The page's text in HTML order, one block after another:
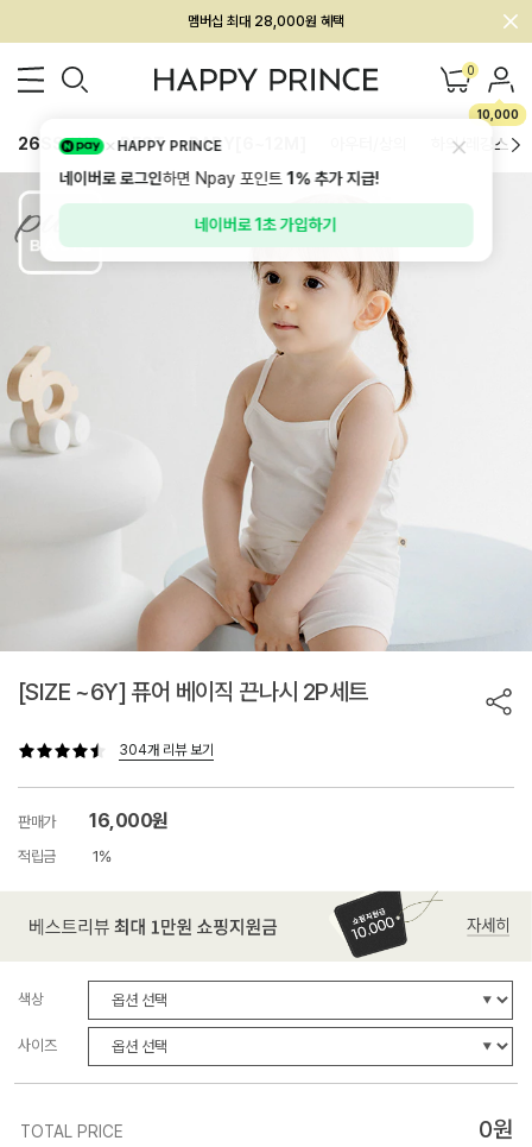
회원전용 아울렛, 가입하면 ~60% 할인!
멤버십 최대 28,000원 혜택 0
10,000
26SS 신상 BEST BABY[6~12M] 하의/레깅스
[SIZE ~6Y] 퓨어 베이직 끈나시 2P세트
304개 리뷰 보기
판매가 16,000원
적립금 1%
색상
사이즈
TOTAL PRICE 0원
HAPPY PRINCE
네이버로 로그인하면 Npay 포인트1%추가 지급!
네이버로 1초 가입하기